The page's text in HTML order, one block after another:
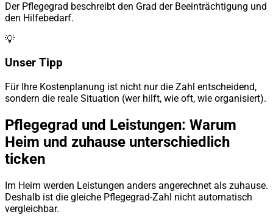
Der Pflegegrad beschreibt den Grad der Beeinträchtigung und
den Hilfebedarf.
💡
Unser Tipp
Für Ihre Kostenplanung ist nicht nur die Zahl entscheidend,
sondern die reale Situation (wer hilft, wie oft, wie organisiert).
Pflegegrad und Leistungen: Warum
Heim und zuhause unterschiedlich
ticken
Im Heim werden Leistungen anders angerechnet als zuhause.
Deshalb ist die gleiche Pflegegrad-Zahl nicht automatisch
vergleichbar.